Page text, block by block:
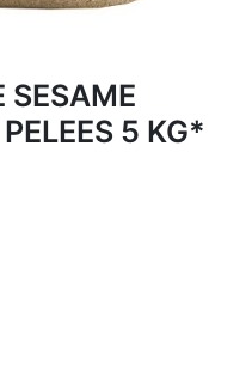
SESAME
5 KG*